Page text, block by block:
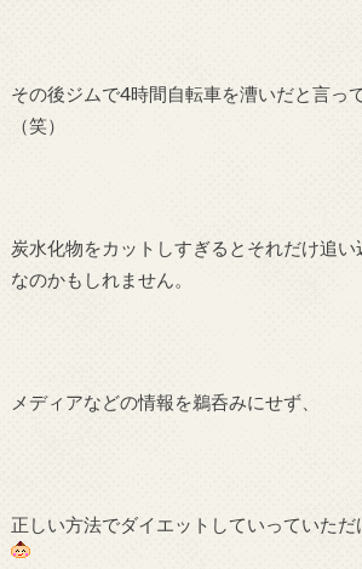
その後ジムで4時間自転車を漕いだと言っ
（笑）
炭水化物をカットしすぎるとそれだけ追い
なのかもしれません。
メディアなどの情報を鵜呑みにせず、
正しい方法でダイエットしていっていた